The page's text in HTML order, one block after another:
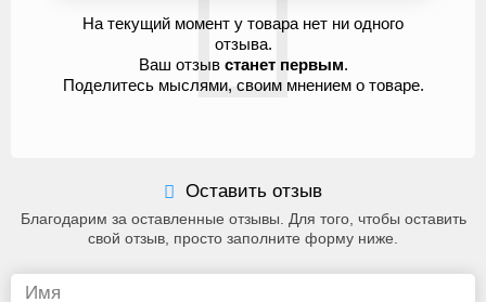
На текущий момент у товара нет ни одного
отзыва.
Ваш отзыв станет первым.
Поделитесь мыслями, своим мнением о товаре.
Оставить отзыв
Благодарим за оставленные отзывы. Для того, чтобы оставить
свой отзыв, просто заполните форму ниже.